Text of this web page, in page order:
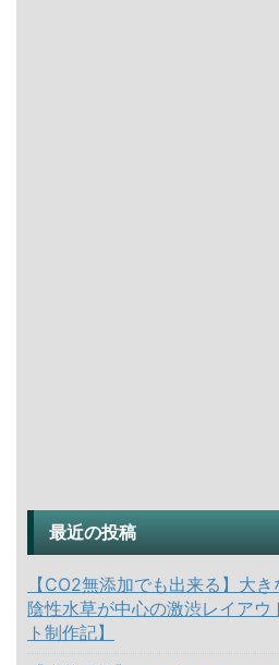
最近の投稿
【CO2無添加でも出来る】大
陰性水草が中心の激渋レイアウ
ト制作記】